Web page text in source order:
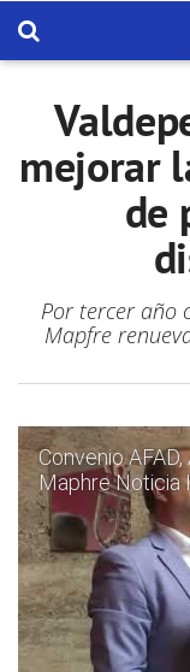
mejorar
de
Por tercer año
Mapfre
Convenio
Maphre